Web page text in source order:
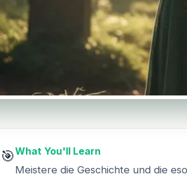
🎯What You'll Learn
Meistere die Geschichte und die